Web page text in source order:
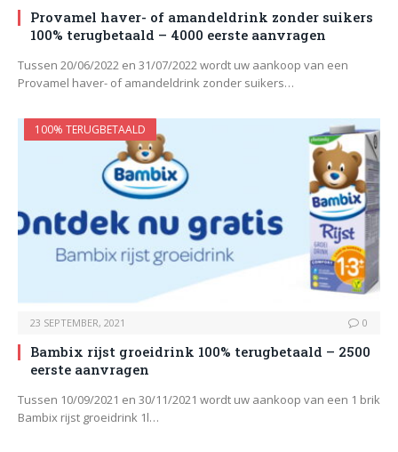
Provamel haver- of amandeldrink zonder suikers
100% terugbetaald – 4000 eerste aanvragen
Tussen 20/06/2022 en 31/07/2022 wordt uw aankoop van een
Provamel haver- of amandeldrink zonder suikers…
100% TERUGBETAALD
23 SEPTEMBER, 2021 0
Bambix rijst groeidrink 100% terugbetaald – 2500
eerste aanvragen
Tussen 10/09/2021 en 30/11/2021 wordt uw aankoop van een 1 brik
Bambix rijst groeidrink 1l…